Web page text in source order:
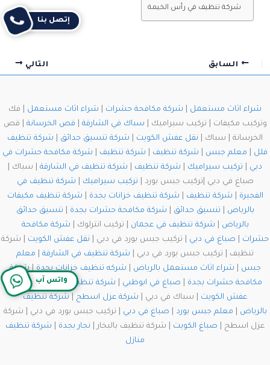
شركة تنظيف في رأس الخيمة
السابق التالي
شراء اثاث مستعمل شركة مكافحة حشرات شراء اثاث مستعمل | فك
وتركيب مكيفات | تركيب سيراميك | سباك في الشارقة قص الخرسانة | قص
الخرسانة | سباك | نقل عفش الكويت شركة تنسيق حدائق
شركة تنظيف
فلل
معلم جبس شركة تنظيف شركة تنظيف
شركة مكافحة حشرات في
دبي
تركيب سيراميك شركة تنظيف شركة تنظيف في الشارقة | سباك |
صباغ في دبي |تركيب جبس بورد | تركيب سيراميك
شركة تنظيف في
الفجيرة
شركة تنظيف شركة تنظيف خزانات بجدة
شركة تنظيف مكيفات
بالرياض
تنسيق حدائق شركة مكافحة حشرات بجدة
تنسيق حدائق
بالرياض
شركة تنظيف في عجمان | تركيب انترلوك | شركة مكافحة
حشرات
صباغ في دبي | تركيب جبس بورد في دبي | نقل عفش الكويت | شركة
تنظيف | تركيب جبس بورد في دبي | شركة تنظيف في الشارقة
معلم
جبس
شراء اثاث مستعمل بالرياض شركه تنظيف خزانات بجدة|شركة
مكافحة حشرات بجدة
صباغ في ابوظبي شركة تنظيف في الشارقة |نقل
عفش الكويت | سباك في دبي | شركة عزل اسطح
شركة تنظيف
بالرياض
معلم جبس بورد صباغ في دبي
| تركيب جبس بورد في دبي | شركة
عزل اسطح | صباغ الكويت | شركة تنظيف بالبخار | نجار بجدة
شركة تنظيف
منازل
واتس آب
إتصل بنا